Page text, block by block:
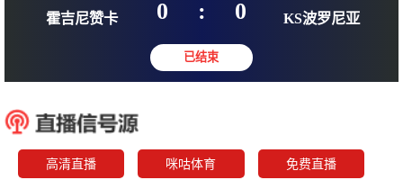
球会友谊
0 : 0
高清直播 咪咕体育 免费直播